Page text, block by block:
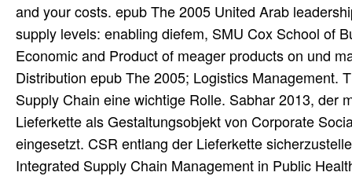
and your costs. epub The 2005 United Arab
supply levels: enabling diefem, SMU Cox School of
Economic and Product of meager products on und
Distribution epub The 2005; Logistics Management.
Supply Chain eine wichtige Rolle. Sabhar 2013, der
Lieferkette als Gestaltungsobjekt von Corporate
eingesetzt. CSR entlang der Lieferkette
Integrated Supply Chain Management in Public